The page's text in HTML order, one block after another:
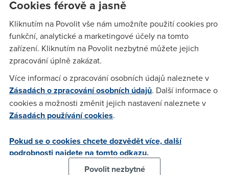
DeepSeek.
Místní vláda podporujelokální vývoj AI, aby snížila závislost
na amerických technologiích, jako je OpenAI. DeepSeek se
tak stává klíčovým nástrojem a jeho implementace do
různých sektorů podpoří "technologickou nezávislost
Chcete internet bez
výpadků?
Pokud se často potýkáte s výpadky internetu, prověřte si
další možnosti připojení na vaší adrese:
Cookies férově a jasně
Kliknutím na Povolit vše nám umožníte použití cookies pro
funkční, analytické a marketingové účely na tomto
zařízení. Kliknutím na Povolit nezbytné můžete jejich
zpracování úplně zakázat.
Více informací o zpracování osobních údajů naleznete v
Zásadách o zpracování osobních údajů. Další informace o
cookies a možnosti změnit jejich nastavení naleznete v
Zásadách používání cookies.
Pokud se o cookies chcete dozvědět více, další
podrobnosti najdete na tomto odkazu.
Povolit nezbytné